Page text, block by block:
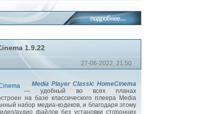
1.9.22
27-06-2022, 21:50
Media Player Classic HomeCinema
— удобный во всех планах
на базе классического плеера Media
набор медиа-кодеков, и благодаря этому
аудио файлов без установки сторонних